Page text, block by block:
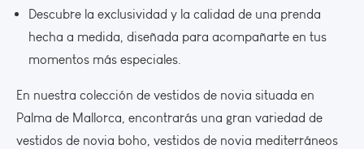
Descubre la exclusividad y la calidad de una prenda
hecha a medida, diseñada para acompañarte en tus
momentos más especiales.
En nuestra colección de vestidos de novia situada en
Palma de Mallorca, encontrarás una gran variedad de
vestidos de novia boho, vestidos de novia mediterráneos